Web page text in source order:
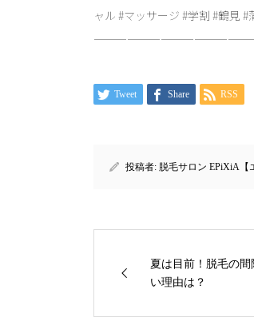
ャル #マッサージ #学割 #鶴見 #
Tweet Share RSS
投稿者: 脱毛サロン EPiXiA【
夏は目前！脱毛の
い理由は？